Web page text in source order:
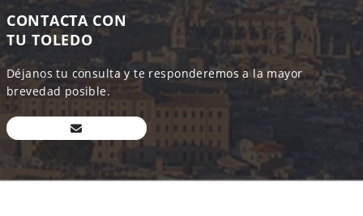
CONTACTA CON
TU TOLEDO
Déjanos tu consulta y te responderemos a la mayor
brevedad posible.